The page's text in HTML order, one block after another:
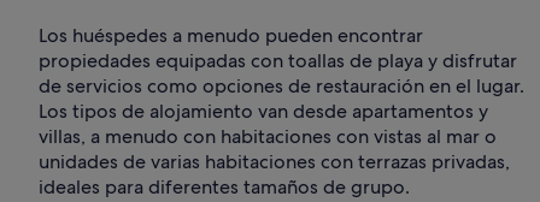
Los huéspedes a menudo pueden encontrar
propiedades equipadas con toallas de playa y disfrutar
de servicios como opciones de restauración en el lugar.
Los tipos de alojamiento van desde apartamentos y
villas, a menudo con habitaciones con vistas al mar o
unidades de varias habitaciones con terrazas privadas,
ideales para diferentes tamaños de grupo.